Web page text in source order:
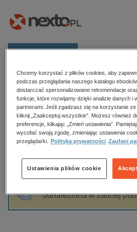
Kategorie
Zobacz wszystkie E-prasa
budownictwo, aranżacja
biznesowe, branżowe,
dzienniki
edukacja
hobby, sport, rozrywka
komputery, internet,
Strona główna Bożena Fabiani
Bożena Fabiani
Sortowanie
odnaleziona w żadnej
Chcemy korzystać z plików cookies, aby
podczas przeglądania naszego katalogu
dostarczać spersonalizowane rekomendacje
funkcje, które rozwijamy dzięki analizie danych i
partnerami. Jeśli zgadzasz się na korzystanie
kliknij „Zaakceptuj wszystkie”. Możesz również
preferencje, klikając „Zmień ustawienia”.
wycofać swoją zgodę, zmieniając ustawienia
przeglądarki.
Polityka prywatności Zaufani
Ustawienia plików cookie